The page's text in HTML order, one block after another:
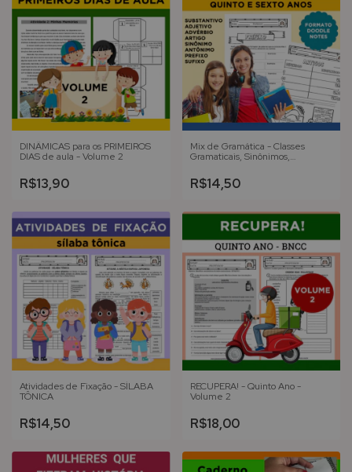
DINÂMICAS para os PRIMEIROS
DIAS de aula - Volume 2
R$13,90
Mix de Gramática - Classes
Gramaticais, Sinônimos,
DOODLE NOTES
R$14,50
Atividades de Fixação - SÍLABA
TÔNICA
R$14,50
RECUPERA! - Quinto Ano -
Volume 2
R$18,00